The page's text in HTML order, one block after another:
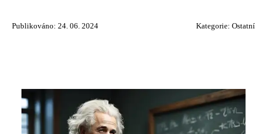
Publikováno: 24. 06. 2024 Kategorie: Ostatní